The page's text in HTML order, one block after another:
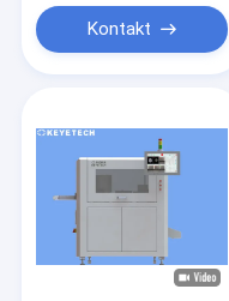
Produkte
Über uns
Fabrik-Ausflug
Kontakt